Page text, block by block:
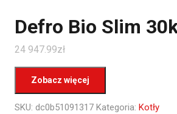
Defro Bio Slim
24 947.99zł
Zobacz więcej
SKU: dc0b51091317 Kategoria: Kotły